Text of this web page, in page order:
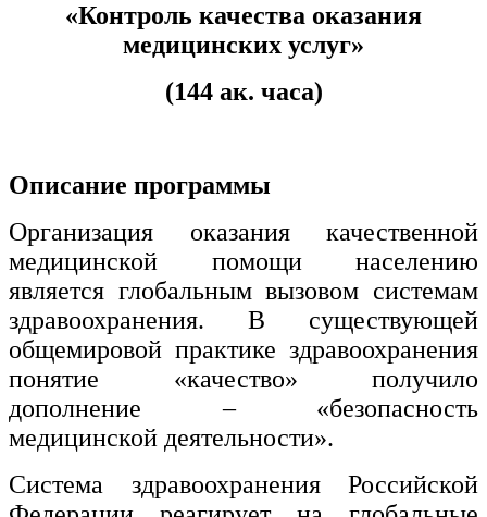
Управление административно-
Техника-технологии
Техника и технологии наземного
транспорта
Техника и технологии строительства
Ядерная энергетика и технологии
Физкультура и спорт
Сервис и туризм
«Контроль качества оказания
медицинских услуг»
(144 ак. часа)
Описание программы
Организация оказания качественной
медицинской помощи населению
является глобальным вызовом системам
здравоохранения. В существующей
общемировой практике здравоохранения
понятие «качество» получило
дополнение – «безопасность
медицинской деятельности».
Система здравоохранения Российской